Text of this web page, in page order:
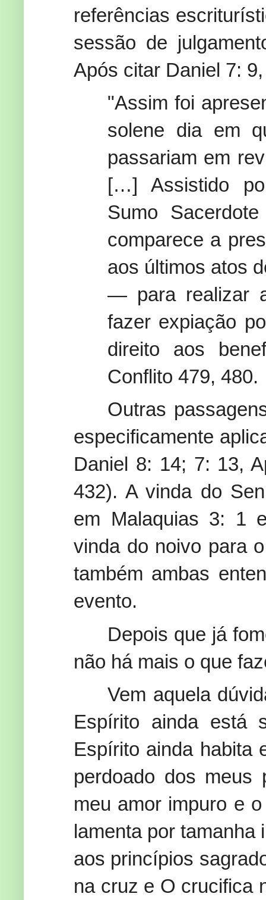
referências
sessão de
Após citar Daniel 7:
"Assim foi
solene dia em
passariam em
[…] Assistido
Sumo
comparece a
aos últimos atos
— para realizar
fazer expiação
direito aos
Conflito 479, 480.
Outras
especificamente
Daniel 8: 14; 7: 13,
432). A vinda do
em Malaquias 3: 1
vinda do noivo para
também ambas
evento.
Depois que já
não há mais o que
Vem aquela
Espírito ainda está
Espírito ainda habita
perdoado dos meus
meu amor impuro e
lamenta por tamanha
aos princípios
na cruz e O crucifica